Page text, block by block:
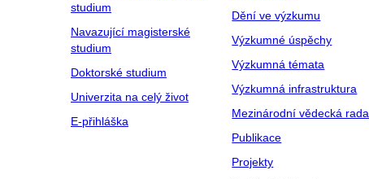
studium
Navazující magisterské
studium
Doktorské studium
Univerzita na celý život
E-přihláška
Dění ve výzkumu
Výzkumné úspěchy
Výzkumná témata
Výzkumná infrastruktura
Mezinárodní vědecká rada
Publikace
Projekty